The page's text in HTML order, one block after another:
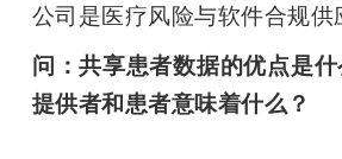
公司是医疗风险与软件合规供
问：共享患者数据的优点是
提供者和患者意味着什么？